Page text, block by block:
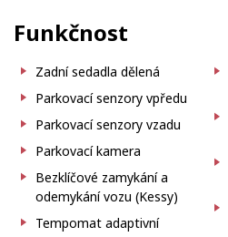
Funkčnost
Zadní sedadla dělená
Parkovací senzory vpředu
Parkovací senzory vzadu
Parkovací kamera
Bezklíčové zamykání a
odemykání vozu (Kessy)
Tempomat adaptivní